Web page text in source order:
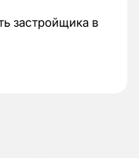
застройщика в